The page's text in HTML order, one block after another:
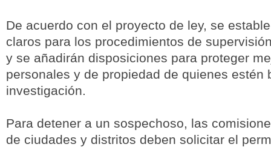
De acuerdo con el proyecto de ley, se
claros para los procedimientos de
y se añadirán disposiciones para proteger
personales y de propiedad de quienes estén
investigación.
Para detener a un sospechoso, las
de ciudades y distritos deben solicitar el